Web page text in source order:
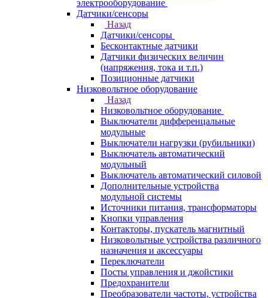
электрооборудование
Датчики/сенсоры
Назад
Датчики/сенсоры
Бесконтактные датчики
Датчики физических величин
(напряжения, тока и т.п.)
Позиционные датчики
Низковольтное оборудование
Назад
Низковольтное оборудование
Выключатели дифференцальные
модульные
Выключатели нагрузки (рубильники)
Выключатель автоматический
модульный
Выключатель автоматический силовой
Дополнительные устройства
модульной системы
Источники питания, трансформаторы
Кнопки управления
Контакторы, пускатель магнитный
Низковольтные устройства различного
назначения и аксессуары
Переключатели
Посты управления и джойстики
Предохранители
Преобразователи частоты, устройства